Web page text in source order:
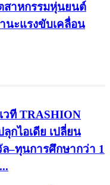
สาหกรรมหุ่นยนต์
นะแรงขับเคลื่อน
วที TRASHION
กไอเดีย เปลี่ยน
ล–ทุนการศึกษากว่า 1